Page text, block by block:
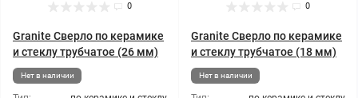
0
Granite Сверло по керамике
и стеклу трубчатое (26 мм)
Нет в наличии
0
Granite Сверло по керамике
и стеклу трубчатое (18 мм)
Нет в наличии